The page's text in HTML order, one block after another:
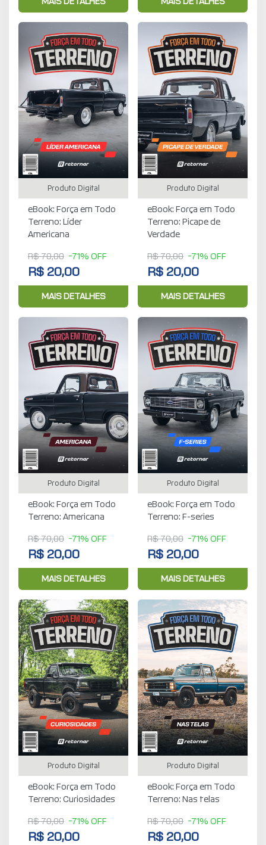
Produto Digital
eBook: Força em Todo
Terreno: Líder
Americana
R$ 70,00 -71% OFF
R$ 20,00
MAIS DETALHES
Produto Digital
eBook: Força em Todo
Terreno: Picape de
Verdade
R$ 70,00 -71% OFF
R$ 20,00
MAIS DETALHES
Produto Digital
eBook: Força em Todo
Terreno: Americana
R$ 70,00 -71% OFF
R$ 20,00
MAIS DETALHES
Produto Digital
eBook: Força em Todo
Terreno: F-series
R$ 70,00 -71% OFF
R$ 20,00
MAIS DETALHES
Produto Digital
eBook: Força em Todo
Terreno: Curiosidades
R$ 70,00 -71% OFF
R$ 20,00
Produto Digital
eBook: Força em Todo
Terreno: Nas telas
R$ 70,00 -71% OFF
R$ 20,00